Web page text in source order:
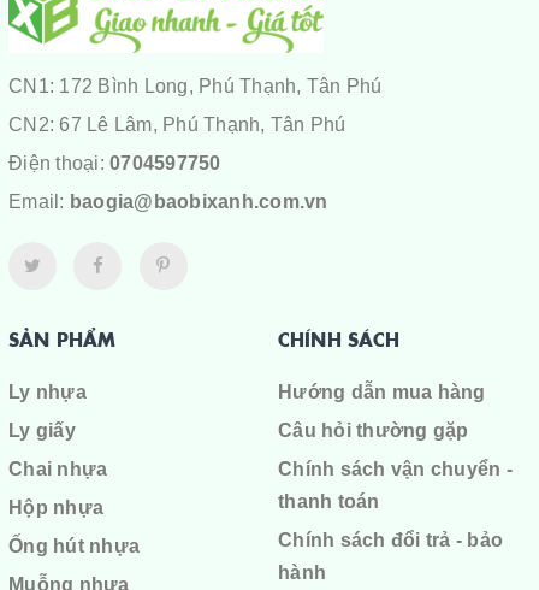
CN1: 172 Bình Long, Phú Thạnh, Tân Phú
CN2: 67 Lê Lâm, Phú Thạnh, Tân Phú
Điện thoại: 0704597750
Email: baogia@baobixanh.com.vn
SẢN PHẨM
Ly nhựa
Ly giấy
Chai nhựa
Hộp nhựa
Ống hút nhựa
Muỗng nhựa
CHÍNH SÁCH
Hướng dẫn mua hàng
Câu hỏi thường gặp
Chính sách vận chuyển -
thanh toán
Chính sách đổi trả - bảo
hành